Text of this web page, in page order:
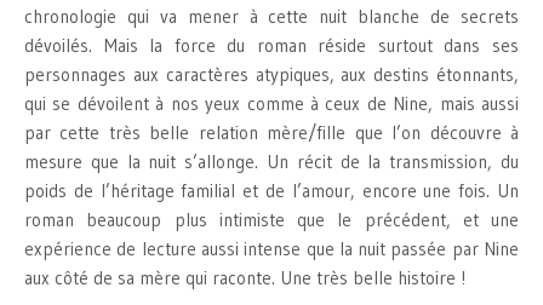
chronologie qui va mener à cette nuit blanche de secrets
dévoilés. Mais la force du roman réside surtout dans ses
personnages aux caractères atypiques, aux destins étonnants,
qui se dévoilent à nos yeux comme à ceux de Nine, mais aussi
par cette très belle relation mère/fille que l’on découvre à
mesure que la nuit s’allonge. Un récit de la transmission, du
poids de l’héritage familial et de l’amour, encore une fois. Un
roman beaucoup plus intimiste que le précédent, et une
expérience de lecture aussi intense que la nuit passée par Nine
aux côté de sa mère qui raconte. Une très belle histoire !